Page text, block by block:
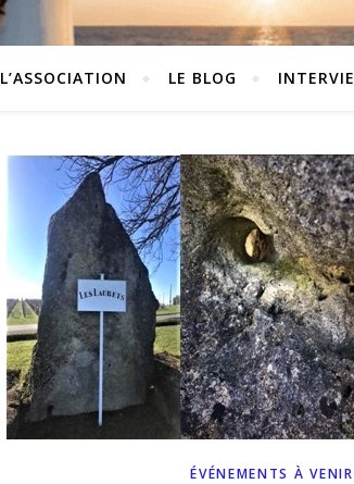
L’ASSOCIATION LE BLOG
ÉVÉNEMENTS À VENIR